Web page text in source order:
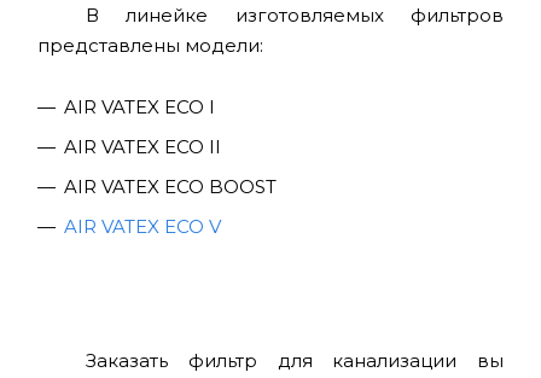
В линейке изготовляемых фильтров
представлены модели:
AIR VATEX ECO I
AIR VATEX ECO II
AIR VATEX ECO BOOST
AIR VATEX ECO V
Заказать фильтр для канализации вы